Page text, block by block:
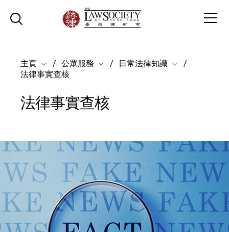
主頁 公眾服務
日常法律知識
法律事實查核
法律事實查核